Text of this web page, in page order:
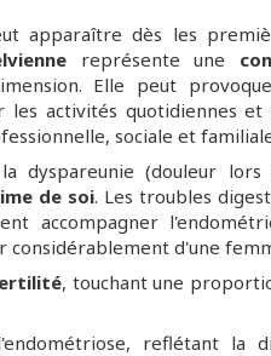
apparaître dès les
représente une
Elle peut
les activités quotidiennes et
sociale et
dyspareunie (douleur
de soi. Les troubles
accompagner
d'une
, touchant une
reflétant la